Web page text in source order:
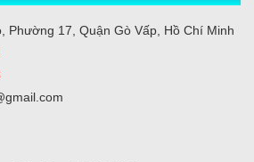
Phường 17, Quận Gò Vấp, Hồ Chí Minh